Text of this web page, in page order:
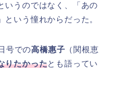
いうのではなく、「あの
いう憧れからだった。
号での高橋惠子 （関根恵
りたかったとも語ってい